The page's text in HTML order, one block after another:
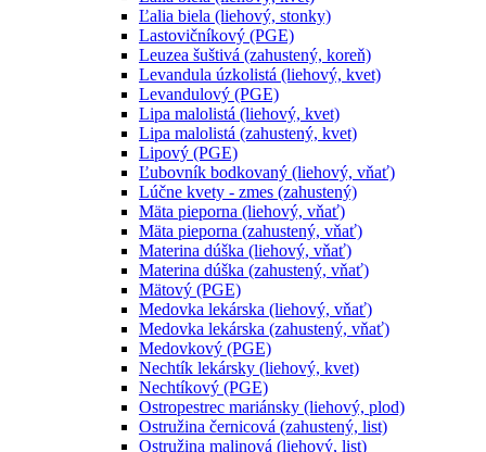
Ľalia biela (liehový, stonky)
Lastovičníkový (PGE)
Leuzea šuštivá (zahustený, koreň)
Levandula úzkolistá (liehový, kvet)
Levandulový (PGE)
Lipa malolistá (liehový, kvet)
Lipa malolistá (zahustený, kvet)
Lipový (PGE)
Ľubovník bodkovaný (liehový, vňať)
Lúčne kvety - zmes (zahustený)
Mäta pieporna (liehový, vňať)
Mäta pieporna (zahustený, vňať)
Materina dúška (liehový, vňať)
Materina dúška (zahustený, vňať)
Mätový (PGE)
Medovka lekárska (liehový, vňať)
Medovka lekárska (zahustený, vňať)
Medovkový (PGE)
Nechtík lekársky (liehový, kvet)
Nechtíkový (PGE)
Ostropestrec mariánsky (liehový, plod)
Ostružina černicová (zahustený, list)
Ostružina malinová (liehový, list)